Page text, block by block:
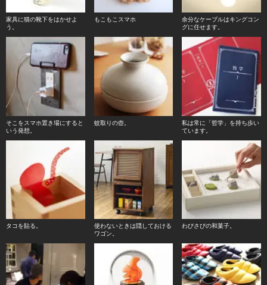
家具に猫の靴下をはかせよ
う。
もこもこスマホ
余分なケーブルはキングコン
グに任せます。
そこをスマホ置き場にすると
いう発想。
蚊取りの壺。
私は常に「哲学」を持ち歩い
ています。
タコを貼る。
使わないときは隠しておける
ワゴン。
わびさびの和菓子。